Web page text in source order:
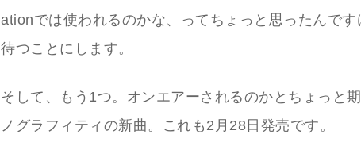
ationでは使われるのかな、ってちょっと思ったんで
待つことにします。
そして、もう1つ。オンエアーされるのかとちょっと
ノグラフィティの新曲。これも2月28日発売です。